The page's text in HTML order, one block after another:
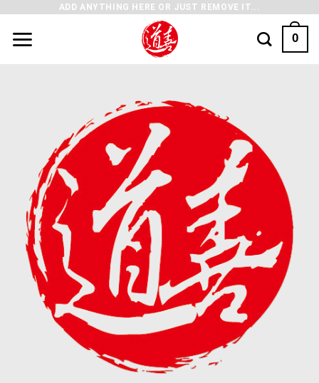
ADD ANYTHING HERE OR JUST REMOVE IT...
0